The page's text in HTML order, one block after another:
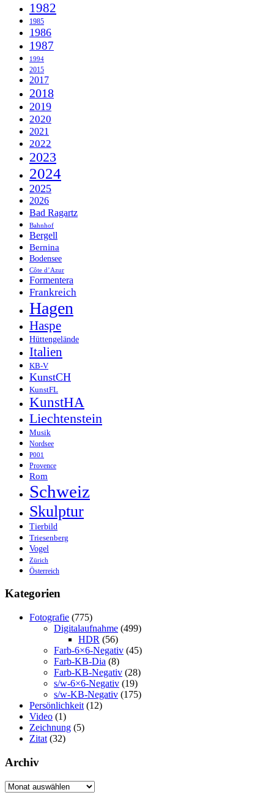
1982
1985
1986
1987
1994
2015
2017
2018
2019
2020
2021
2022
2023
2024
2025
2026
Bad Ragartz
Bahnhof
Bergell
Bernina
Bodensee
Côte d’Azur
Formentera
Frankreich
Hagen
Haspe
Hüttengelände
Italien
KB-V
KunstCH
KunstFL
KunstHA
Liechtenstein
Musik
Nordsee
P001
Provence
Rom
Schweiz
Skulptur
Tierbild
Triesenberg
Vogel
Zürich
Österreich
Kategorien
Fotografie (775)
Digitalaufnahme (499)
HDR (56)
Farb-6×6-Negativ (45)
Farb-KB-Dia (8)
Farb-KB-Negativ (28)
s/w-6×6-Negativ (19)
s/w-KB-Negativ (175)
Persönlichkeit (12)
Video (1)
Zeichnung (5)
Zitat (32)
Archiv
Archiv